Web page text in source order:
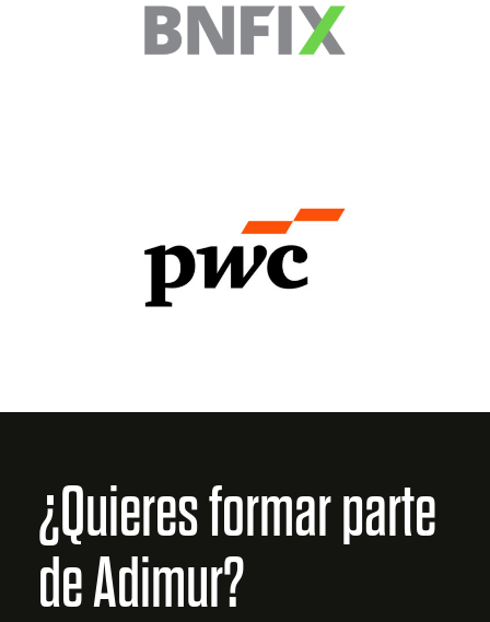
¿Quieres formar parte
de Adimur?